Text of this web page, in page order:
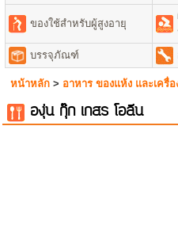
ของใช้สำหรับผู้สูงอายุ
บรรจุภัณฑ์
หน้าหลัก > อาหาร ของแห้ง และเครื่อ
องุ่น กุ๊ก เกสร โอลีน